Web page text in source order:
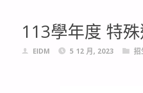
113學年度 特
EIDM 5 12 月, 2023 招